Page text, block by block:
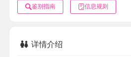
鉴别指南 信息规则
详情介绍